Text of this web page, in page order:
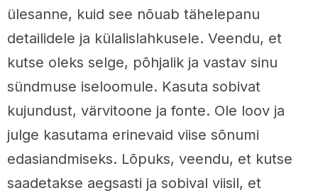
ülesanne, kuid see nõuab tähelepanu
detailidele ja külalislahkusele. Veendu, et
kutse oleks selge, põhjalik ja vastav sinu
sündmuse iseloomule. Kasuta sobivat
kujundust, värvitoone ja fonte. Ole loov ja
julge kasutama erinevaid viise sõnumi
edasiandmiseks. Lõpuks, veendu, et kutse
saadetakse aegsasti ja sobival viisil, et